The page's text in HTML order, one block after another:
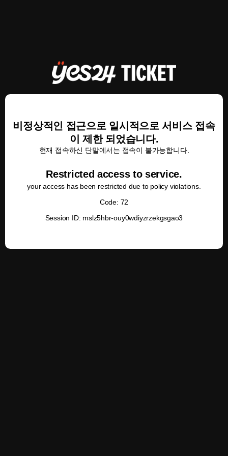
비정상적인 접근으로 일시적으로 서비스 접속
이 제한 되었습니다.
현재 접속하신 단말에서는 접속이 불가능합니다.
Restricted access to service.
your access has been restricted due to policy violations.
Code: 72
Session ID: mslz5hbr-ouy0wdiyzrzekgsgao3